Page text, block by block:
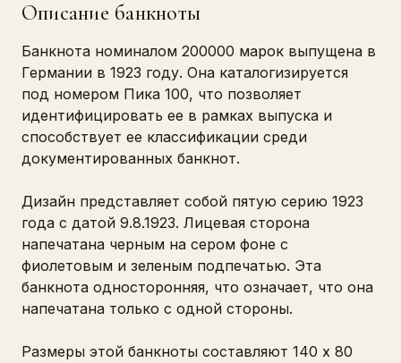
Описание банкноты
Банкнота номиналом 200000 марок выпущена в
Германии в 1923 году. Она каталогизируется
под номером Пика 100, что позволяет
идентифицировать ее в рамках выпуска и
способствует ее классификации среди
документированных банкнот.
Дизайн представляет собой пятую серию 1923
года с датой 9.8.1923. Лицевая сторона
напечатана черным на сером фоне с
фиолетовым и зеленым подпечатью. Эта
банкнота односторонняя, что означает, что она
напечатана только с одной стороны.
Размеры этой банкноты составляют 140 x 80